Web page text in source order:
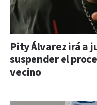
Pity Álvarez irá a
suspender el
vecino